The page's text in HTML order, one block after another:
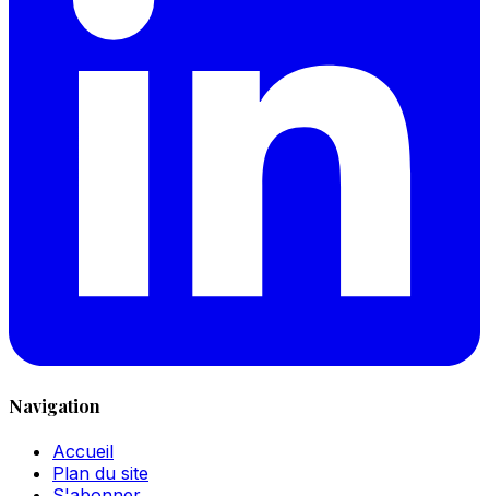
Navigation
Accueil
Plan du site